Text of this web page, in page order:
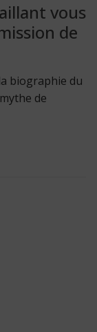
vous
de
biographie du
de